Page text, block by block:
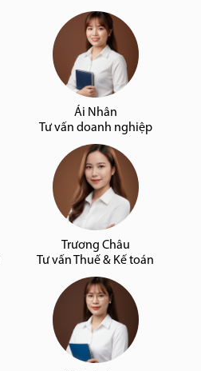
Ái Nhân
Tư vấn doanh nghiệp
Trương Châu
Tư vấn Thuế & Kế toán